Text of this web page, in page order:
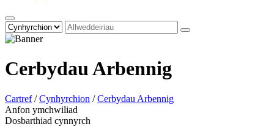
Cerbydau Arbennig
Cartref/Cynhyrchion /Cerbydau Arbennig
Anfon ymchwiliad
Dosbarthiad cynnyrch